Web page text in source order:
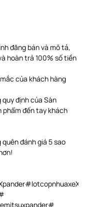
đăng bán và mô tả,
hoàn trả 100% số tiền
của khách hàng
định của Sàn
đến tay khách
đánh giá 5 sao